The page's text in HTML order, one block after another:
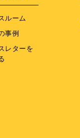
ルーム
事例
レターを